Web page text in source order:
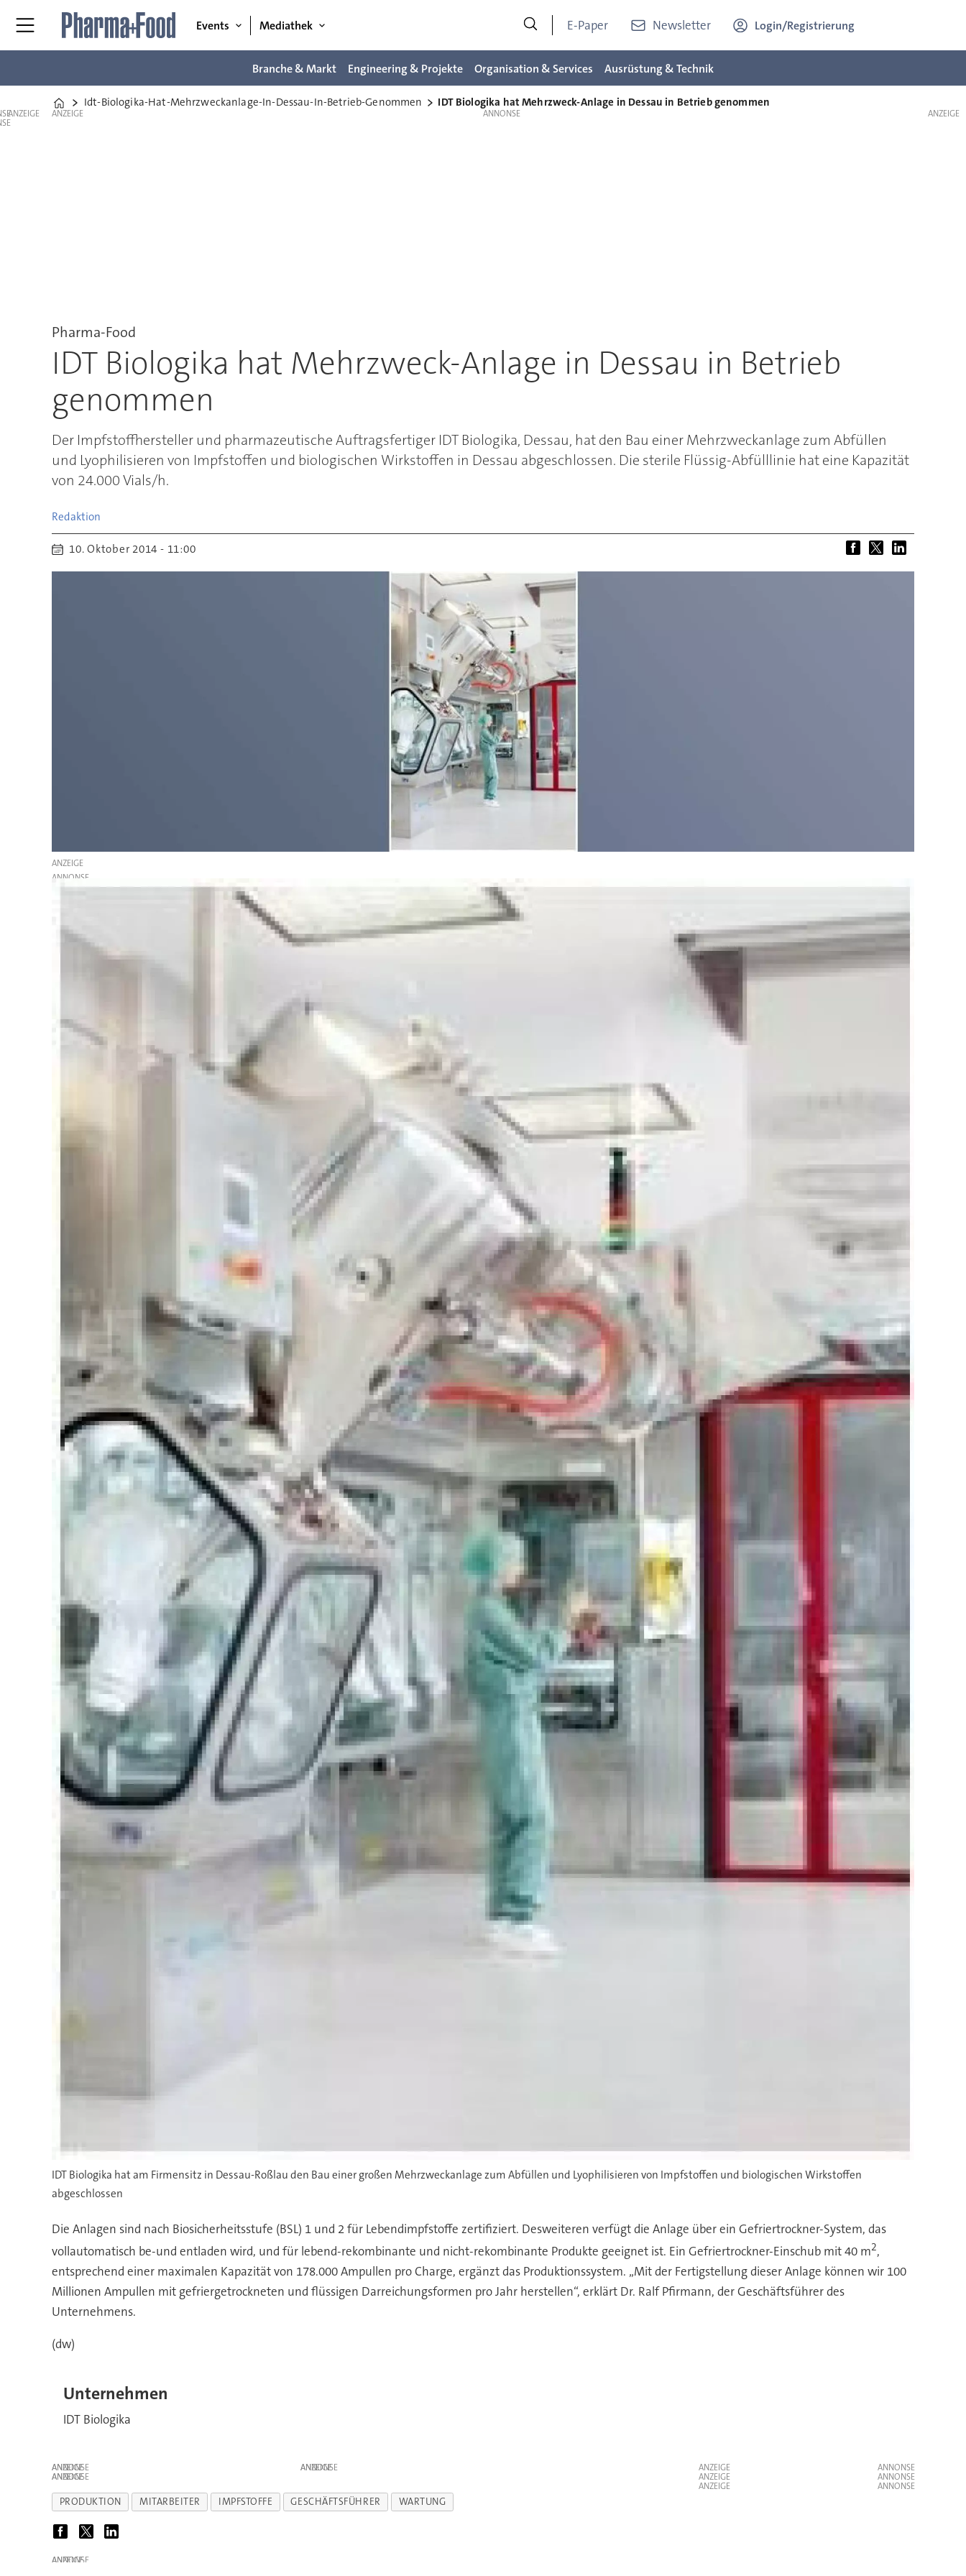
Events Mediathek E-Paper Newsletter Login/Registrierung
Branche & Markt Engineering & Projekte Organisation & Services Ausrüstung & Technik
Home
Idt-Biologika-Hat-Mehrzweckanlage-In-Dessau-In-Betrieb-Genommen IDT Biologika hat Mehrzweck-Anlage in Dessau in Betrieb genommen
ANZEIGE ANZEIGE
Pharma-Food
IDT Biologika hat Mehrzweck-Anlage in Dessau in Betrieb
genommen
Der Impfstoffhersteller und pharmazeutische Auftragsfertiger IDT Biologika, Dessau, hat den Bau einer Mehrzweckanlage zum Abfüllen
und Lyophilisieren von Impfstoffen und biologischen Wirkstoffen in Dessau abgeschlossen. Die sterile Flüssig-Abfülllinie hat eine Kapazität
von 24.000 Vials/h.
Redaktion
10. Oktober 2014 - 11:00
ANZEIGE
IDT Biologika hat am Firmensitz in Dessau-Roßlau den Bau einer großen Mehrzweckanlage zum Abfüllen und Lyophilisieren von Impfstoffen und biologischen Wirkstoffen
abgeschlossen
Die Anlagen sind nach Biosicherheitsstufe (BSL) 1 und 2 für Lebendimpfstoffe zertifiziert. Desweiteren verfügt die Anlage über ein Gefriertrockner-System, das
vollautomatisch be-und entladen wird, und für lebend-rekombinante und nicht-rekombinante Produkte geeignet ist. Ein Gefriertrockner-Einschub mit 40 m2,
entsprechend einer maximalen Kapazität von 178.000 Ampullen pro Charge, ergänzt das Produktionssystem. „Mit der Fertigstellung dieser Anlage können wir 100
Millionen Ampullen mit gefriergetrockneten und flüssigen Darreichungsformen pro Jahr herstellen“, erklärt Dr. Ralf Pfirmann, der Geschäftsführer des
Unternehmens.
(dw)
Unternehmen
IDT Biologika
ANZEIGE ANZEIGE
ANZEIGE
ANZEIGE
ANZEIGE
ANZEIGE
PRODUKTION MITARBEITER IMPFSTOFFE GESCHÄFTSFÜHRER WARTUNG
ANZEIGE
ANZEIGE